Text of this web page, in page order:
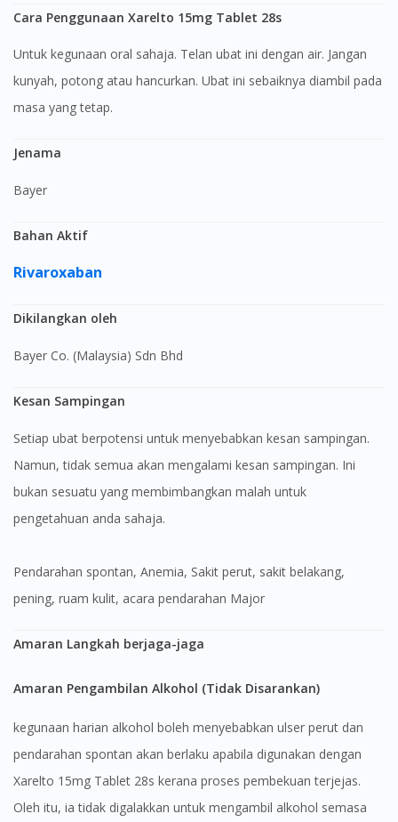
Cara Penggunaan Xarelto 15mg Tablet 28s
Untuk kegunaan oral sahaja. Telan ubat ini dengan air. Jangan
kunyah, potong atau hancurkan. Ubat ini sebaiknya diambil pada
masa yang tetap.
Jenama
Bayer
Bahan Aktif
Rivaroxaban
Dikilangkan oleh
Bayer Co. (Malaysia) Sdn Bhd
Kesan Sampingan
Setiap ubat berpotensi untuk menyebabkan kesan sampingan.
Namun, tidak semua akan mengalami kesan sampingan. Ini
bukan sesuatu yang membimbangkan malah untuk
pengetahuan anda sahaja.
pendarahan spontan, Anemia, Sakit perut, sakit belakang,
pening, ruam kulit, acara pendarahan Major
Amaran Langkah berjaga-jaga
Amaran Pengambilan Alkohol (Tidak Disarankan)
kegunaan harian alkohol boleh menyebabkan ulser perut dan
pendarahan spontan akan berlaku apabila digunakan dengan
Xarelto 15mg Tablet 28s kerana proses pembekuan terjejas.
Oleh itu, ia tidak digalakkan untuk mengambil alkohol semasa